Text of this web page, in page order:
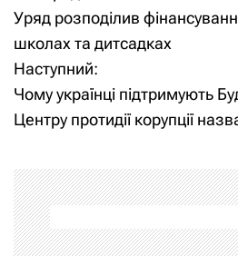
а
в
і
а
ц
Уряд розподілив
школах та дитсадках
Наступний:
Чому українці підтримують
Центру протидії корупції